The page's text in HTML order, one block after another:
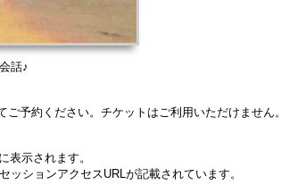
話♪
予約ください。チケットはご利用いただけません。
表示されます。
ションアクセスURLが記載されています。